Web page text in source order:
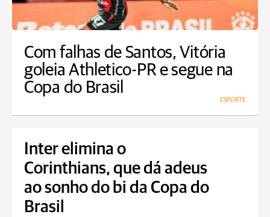
Com falhas de Santos, Vitória
goleia Athletico-PR e segue na
Copa do Brasil
ESPORTE
Inter elimina o
Corinthians, que dá adeus
ao sonho do bi da Copa do
Brasil